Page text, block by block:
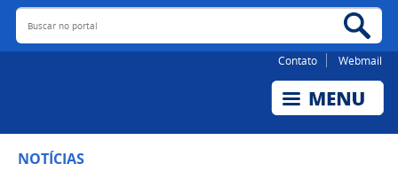
Buscar no portal
Contato Webmail
NOTÍCIAS